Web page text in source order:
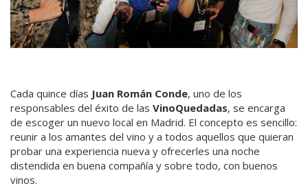
Cada quince días Juan Román Conde, uno de los
responsables del éxito de las VinoQuedadas, se encarga
de escoger un nuevo local en Madrid. El concepto es sencillo:
reunir a los amantes del vino y a todos aquellos que quieran
probar una experiencia nueva y ofrecerles una noche
distendida en buena compañía y sobre todo, con buenos
vinos.